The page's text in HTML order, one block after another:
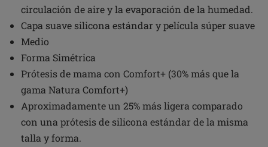
circulación de aire y la evaporación de la humedad.
Capa suave silicona estándar y película súper suave
Medio
Forma Simétrica
Prótesis de mama con Comfort+ (30% más que la
gama Natura Comfort+)
Aproximadamente un 25% más ligera comparado
con una prótesis de silicona estándar de la misma
talla y forma.